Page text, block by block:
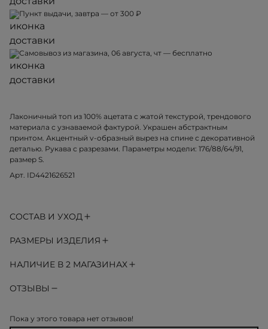
Пункт выдачи, завтра — от 300 ₽
Самовывоз из магазина, 06 августа, чт — бесплатно
Лаконичный топ из 100% ацетата с жатой текстурой, трендового
материала с узнаваемой фактурой. Украшен абстрактным
принтом. Акцентный v-образный вырез на спине с декоративной
деталью. Рукава с разрезами. Параметры модели: 176/88/64/91,
размер S.
Арт. ID4421626521
СОСТАВ И УХОД
РАЗМЕРЫ ИЗДЕЛИЯ
НАЛИЧИЕ В 2 МАГАЗИНАХ
ОТЗЫВЫ
Пока у этого товара нет отзывов!